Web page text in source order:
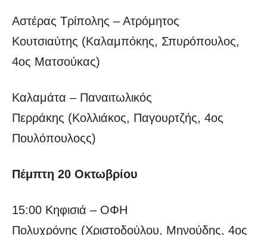
Αστέρας Τρίπολης – Ατρόμητος
Κουτσιαύτης (Καλαμπόκης, Σπυρόπουλος,
4ος Ματσούκας)
Καλαμάτα – Παναιτωλικός
Περράκης (Κολλιάκος, Παγουρτζής, 4ος
Πουλόπουλοςς)
Πέμπτη 20 Οκτωβρίου
15:00 Κηφισιά – ΟΦΗ
Πολυχρόνης (Χριστοδούλου, Μηνούδης, 4ος